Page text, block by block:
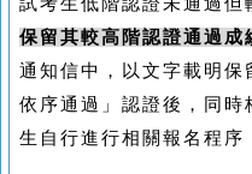
保留其較高階認證通過成
通知信中，以文字載明保
依序通過」認證後，同時
生自行進行相關報名程序